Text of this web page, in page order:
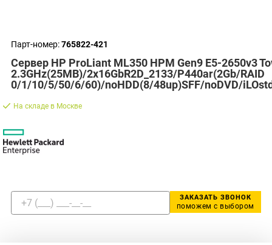
Парт-номер:765822-421
Сервер HP ProLiant ML350 HPM Gen9 E5-2650v3
2.3GHz(25MB)/2x16GbR2D_2133/P440ar(2Gb/RAID
0/1/10/5/50/6/60)/noHDD(8/48up)SFF/noDVD/
На складе в Москве
ЗАКАЗАТЬ ЗВОНОК
поможем с выбором